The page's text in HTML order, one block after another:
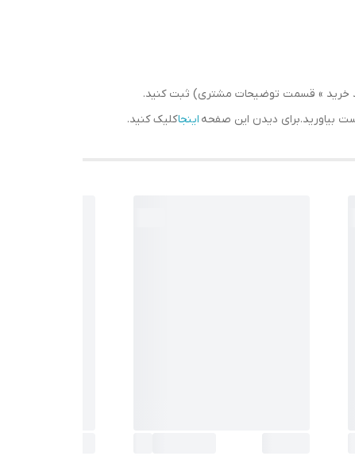
خرید » قسمت توضیحات مشتری) ثبت کنید.
بیاورید.برای دیدن این صفحه اینجاکلیک کنید.